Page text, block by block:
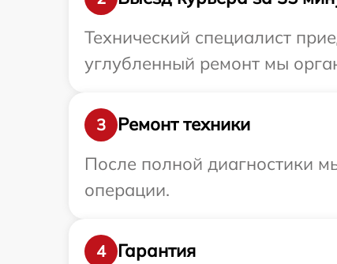
Технический специалист
углубленный ремонт мы
3
Ремонт техники
После полной диагностики
операции.
4
Гарантия